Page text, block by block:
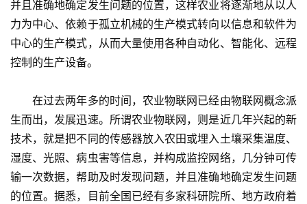
并且准确地确定发生问题的位置，这样农业将逐渐地从以人
力为中心、依赖于孤立机械的生产模式转向以信息和软件为
中心的生产模式，从而大量使用各种自动化、智能化、远程
控制的生产设备。
在过去两年多的时间，农业物联网已经由物联网概念派
生而出，发展迅速。所谓农业物联网，则是近几年兴起的新
技术，就是把不同的传感器放入农田或埋入土壤采集温度、
湿度、光照、病虫害等信息，并构成监控网络，几分钟可传
输一次数据，帮助及时发现问题，并且准确地确定发生问题
的位置。据悉，目前全国已经有多家科研院所、地方政府着